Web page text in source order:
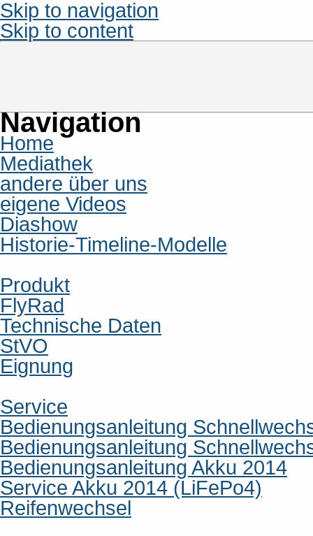
Skip to navigation
Skip to content
Navigation
Home
Mediathek
andere über uns
eigene Videos
Diashow
Historie-Timeline-Modelle
Produkt
FlyRad
Technische Daten
StVO
Eignung
Service
Bedienungsanleitung
Bedienungsanleitung
Bedienungsanleitung Akku 2014
Service Akku 2014 (LiFePo4)
Reifenwechsel